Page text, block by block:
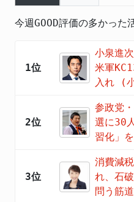
今週GOOD評価の多かった
1位
小泉進
米軍
入れ (
2位
参政党
選に30
習化」
3位
消費減
れ、石
問う筋